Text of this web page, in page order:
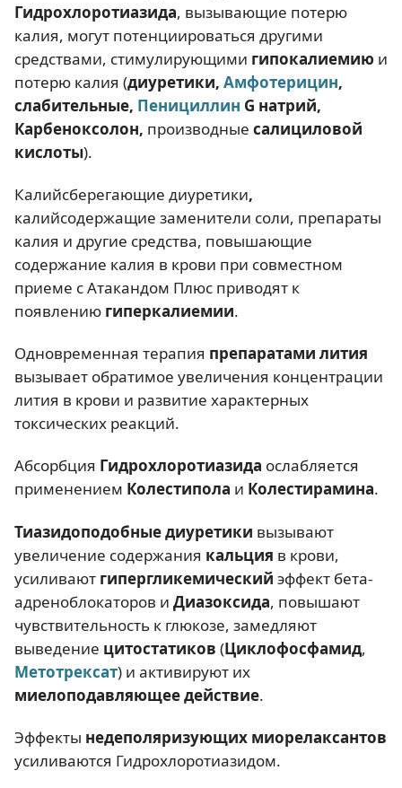
Гидрохлоротиазида, вызывающие потерю
калия, могут потенциироваться другими
средствами, стимулирующими гипокалиемию и
потерю калия (диуретики, Амфотерицин,
слабительные, Пенициллин G натрий,
Карбеноксолон, производные салициловой
кислоты).
Калийсберегающие диуретики,
калийсодержащие заменители соли, препараты
калия и другие средства, повышающие
содержание калия в крови при совместном
приеме с Атакандом Плюс приводят к
появлению гиперкалиемии.
Одновременная терапия препаратами лития
вызывает обратимое увеличения концентрации
лития в крови и развитие характерных
токсических реакций.
Абсорбция Гидрохлоротиазида ослабляется
применением Колестипола и Колестирамина.
Тиазидоподобные диуретики вызывают
увеличение содержания кальция в крови,
усиливают гипергликемический эффект бета-
адреноблокаторов и Диазоксида, повышают
чувствительность к глюкозе, замедляют
выведение цитостатиков (Циклофосфамид,
Метотрексат) и активируют их
миелоподавляющеедействие.
Эффекты недеполяризующих миорелаксантов
усиливаются Гидрохлоротиазидом.